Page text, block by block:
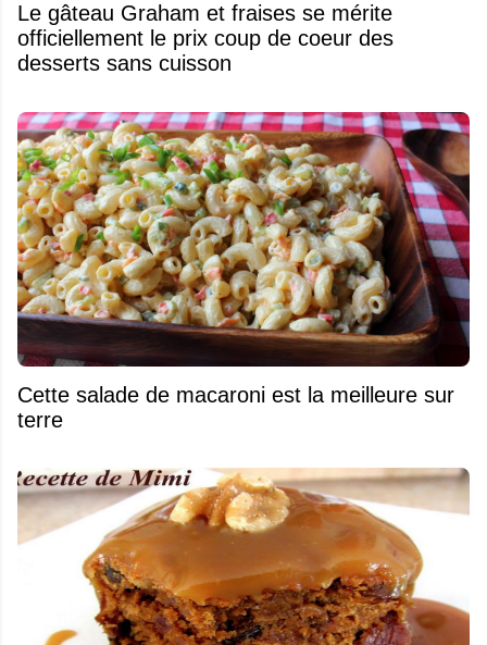
Le gâteau Graham et fraises se mérite
officiellement le prix coup de coeur des
desserts sans cuisson
Cette salade de macaroni est la meilleure sur
terre